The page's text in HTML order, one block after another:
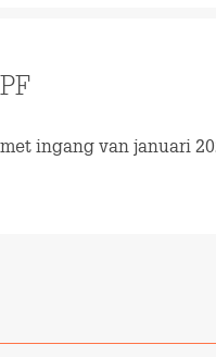
ingang van januari